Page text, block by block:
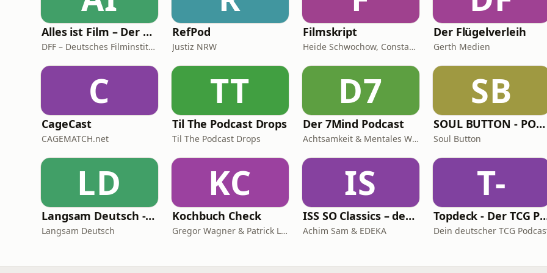
Alles ist Film – Der Podcast des DFF
DFF – Deutsches Filminstitut & Filmmuseum
RefPod
Justiz NRW
Filmskript
Heide Schwochow, Constantin Lieb
Der Flügelverleih
Gerth Medien
C
CageCast
CAGEMATCH.net
TT
Til The Podcast Drops
Til The Podcast Drops
D7
Der 7Mind Podcast
Achtsamkeit & Mentales Wohlbefinden
SB
SOUL BUTTON - PODCAST
Soul Button
LD
Langsam Deutsch - Deutsch lernen
Langsam Deutsch
KC
Kochbuch Check
Gregor Wagner & Patrick Linke
IS
ISS SO Classics – der Ernährungspodcast mit Achim Sam (Wiederholungen)
Achim Sam & EDEKA
T-
Topdeck -
Dein deutscher TCG